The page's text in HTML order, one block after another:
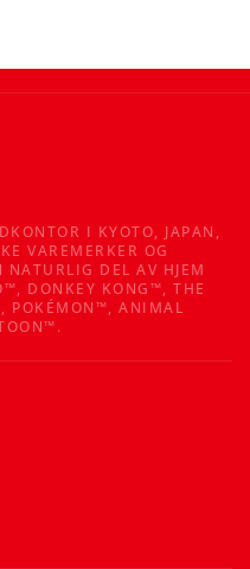
I KYOTO, JAPAN,
VAREMERKER OG
DEL AV HJEM
DONKEY KONG™, THE
POKÉMON™, ANIMAL